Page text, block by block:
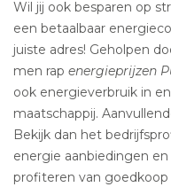
Wil jij ook besparen op
een betaalbaar
juiste adres! Geholpen
men rap energieprijzen
ook energieverbruik in
maatschappij.
Bekijk dan het
energie aanbiedingen
profiteren van goedkoop